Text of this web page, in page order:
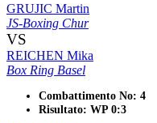
GRUJIC Martin
JS-Boxing Chur
VS
REICHEN Mika
Box Ring Basel
Combattimento No: 4
Risultato: WP 0:3